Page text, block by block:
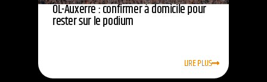
OL-Auxerre : confirmer à domicile pour
rester sur le podium
LIRE PLUS